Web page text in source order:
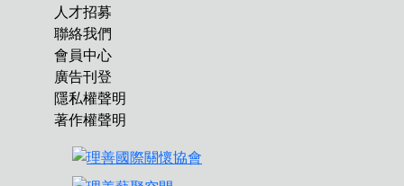
人才招募
聯絡我們
會員中心
廣告刊登
隱私權聲明
著作權聲明